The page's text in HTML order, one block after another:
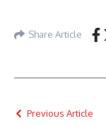
Share Article
Previous Article